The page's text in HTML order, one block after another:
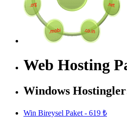
Web Hosting
Windows
Win Bireysel Paket - 619 ₺